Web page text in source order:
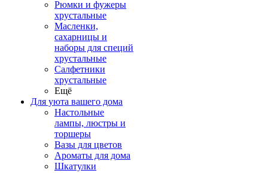
Рюмки и фужеры
хрустальные
Масленки,
сахарницы и
наборы для специй
хрустальные
Салфетники
хрустальные
Ещё
Для уюта вашего дома
Настольные
лампы, люстры и
торшеры
Вазы для цветов
Ароматы для дома
Шкатулки